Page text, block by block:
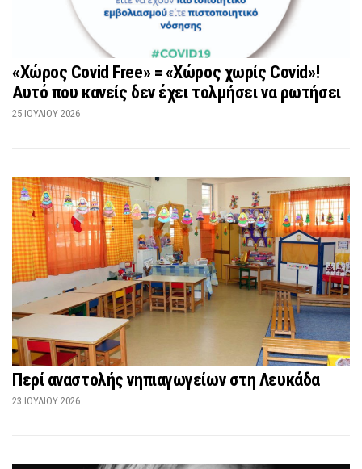
«Χώρος Covid Free» = «Χώρος χωρίς Covid»!
Αυτό που κανείς δεν έχει τολμήσει να ρωτήσει
25 ΙΟΥΛΊΟΥ 2026
Περί αναστολής νηπιαγωγείων στη Λευκάδα
23 ΙΟΥΛΊΟΥ 2026